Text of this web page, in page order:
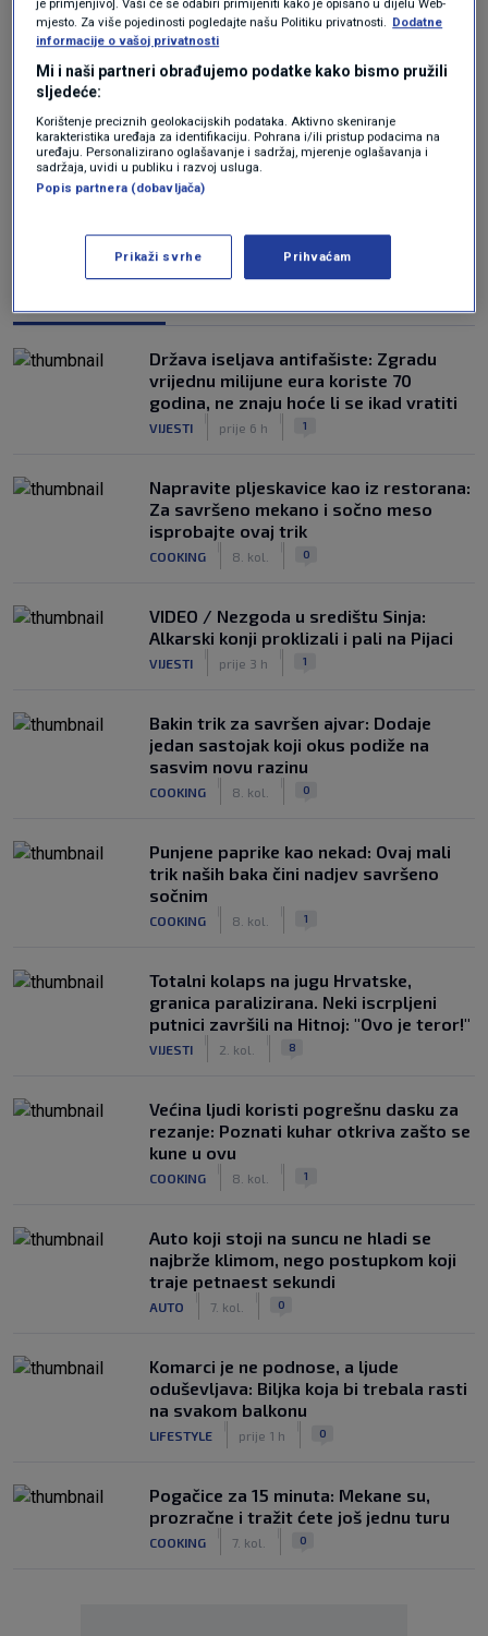
Oglas
Država iseljava antifašiste: Zgradu
vrijednu milijune eura koriste 70
godina, ne znaju hoće li se ikad vratiti
VIJESTI prije 6 h 1
Napravite pljeskavice kao iz restorana:
Za savršeno mekano i sočno meso
isprobajte ovaj trik
COOKING 8. kol. 0
VIDEO / Nezgoda u središtu Sinja:
Alkarski konji proklizali i pali na Pijaci
VIJESTI prije 3 h 1
Bakin trik za savršen ajvar: Dodaje
jedan sastojak koji okus podiže na
sasvim novu razinu
COOKING 8. kol. 0
Punjene paprike kao nekad: Ovaj mali
trik naših baka čini nadjev savršeno
sočnim
COOKING 8. kol. 1
Totalni kolaps na jugu Hrvatske,
granica paralizirana. Neki iscrpljeni
putnici završili na Hitnoj: "Ovo je teror!"
VIJESTI 2. kol. 8
Većina ljudi koristi pogrešnu dasku za
rezanje: Poznati kuhar otkriva zašto se
kune u ovu
COOKING 8. kol. 1
Auto koji stoji na suncu ne hladi se
najbrže klimom, nego postupkom koji
traje petnaest sekundi
AUTO 7. kol. 0
Komarci je ne podnose, a ljude
oduševljava: Biljka koja bi trebala rasti
na svakom balkonu
LIFESTYLE prije 1 h 0
Pogačice za 15 minuta: Mekane su,
prozračne i tražit ćete još jednu turu
COOKING 7. kol. 0
je primjenjivo]. Vaši će se odabiri primijeniti kako je opisano u dijelu Web-
mjesto. Za više pojedinosti pogledajte našu Politiku privatnosti. Dodatne
informacije o vašoj privatnosti
Mi i naši partneri obrađujemo podatke kako bismo pružili
sljedeće:
Korištenje preciznih geolokacijskih podataka. Aktivno skeniranje
karakteristika uređaja za identifikaciju. Pohrana i/ili pristup podacima na
uređaju. Personalizirano oglašavanje i sadržaj, mjerenje oglašavanja i
sadržaja, uvidi u publiku i razvoj usluga.
Popis partnera (dobavljača)
Prikaži svrhe Prihvaćam